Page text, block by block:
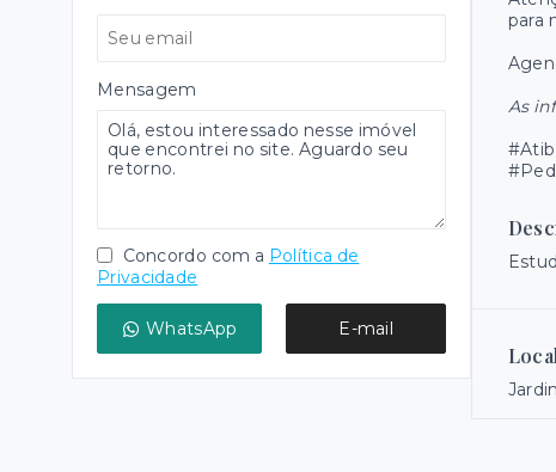
para
As
Mensagem
Concordo com a Política de
Privacidade
WhatsApp E-mail